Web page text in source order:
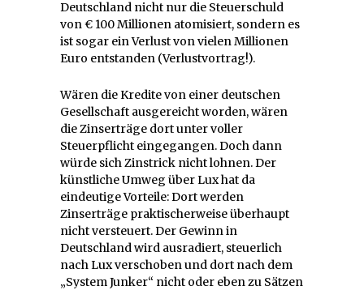
Deutschland nicht nur die Steuerschuld
von € 100 Millionen atomisiert, sondern es
ist sogar ein Verlust von vielen Millionen
Euro entstanden (Verlustvortrag!).
Wären die Kredite von einer deutschen
Gesellschaft ausgereicht worden, wären
die Zinserträge dort unter voller
Steuerpflicht eingegangen. Doch dann
würde sich Zinstrick nicht lohnen. Der
künstliche Umweg über Lux hat da
eindeutige Vorteile: Dort werden
Zinserträge praktischerweise überhaupt
nicht versteuert. Der Gewinn in
Deutschland wird ausradiert, steuerlich
nach Lux verschoben und dort nach dem
„System Junker“ nicht oder eben zu Sätzen